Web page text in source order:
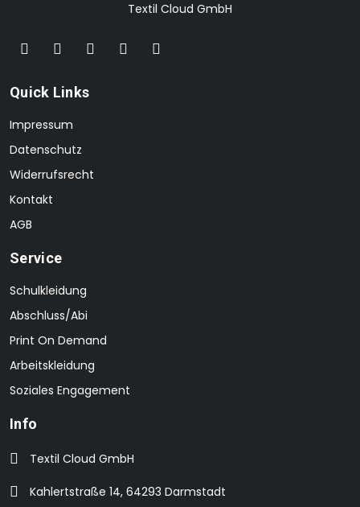
Textil Cloud GmbH
Quick Links
Impressum
Datenschutz
Widerrufsrecht
Kontakt
AGB
Service
Schulkleidung
Abschluss/Abi
Print On Demand
Arbeitskleidung
Soziales Engagement
Info
Textil Cloud GmbH
Kahlertstraße 14, 64293 Darmstadt